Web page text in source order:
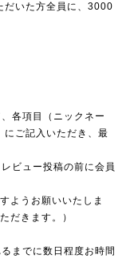
だいた方全員に、3000
各項目（ニックネー
にご記入いただき、最
ビュー投稿の前に会員
ようお願いいたしま
だきます。）
までに数日程度お時間